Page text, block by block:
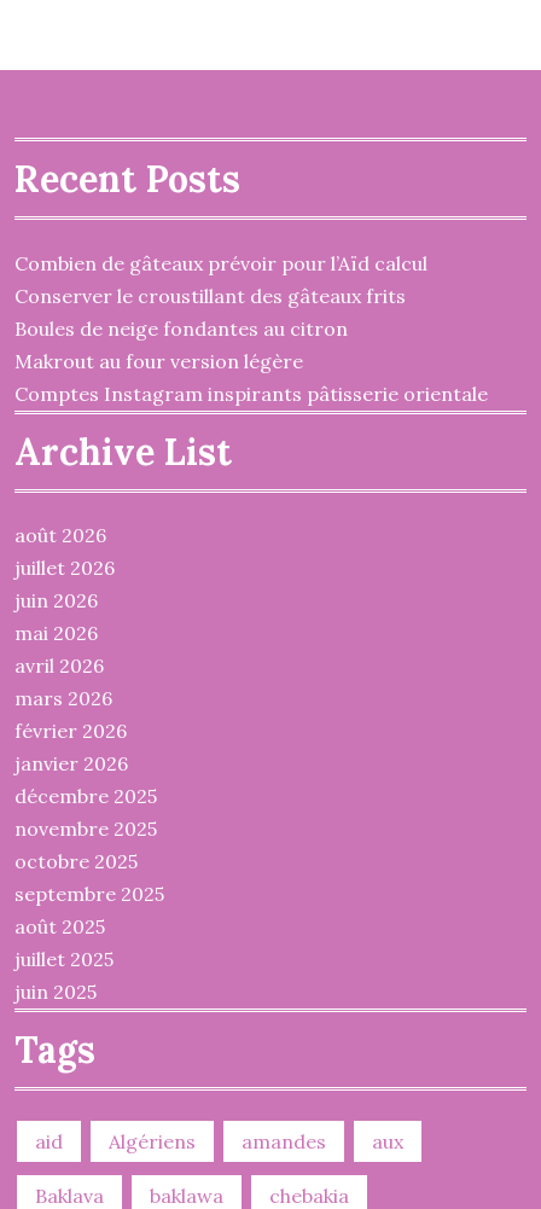
Recent Posts
Combien de gâteaux prévoir pour l’Aïd calcul
Conserver le croustillant des gâteaux frits
Boules de neige fondantes au citron
Makrout au four version légère
Comptes Instagram inspirants pâtisserie orientale
Archive List
août 2026
juillet 2026
juin 2026
mai 2026
avril 2026
mars 2026
février 2026
janvier 2026
décembre 2025
novembre 2025
octobre 2025
septembre 2025
août 2025
juillet 2025
juin 2025
Tags
aid Algériens amandes aux
Baklava baklawa chebakia